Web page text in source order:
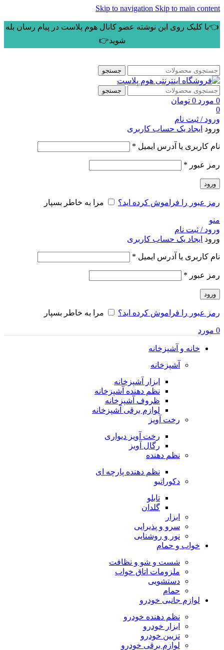
Skip to navigation Skip to main content
👈با کلیک روی این نوشته عضو کانال هوم پلاست در پیام رسان بله
شوید👉
جستجو
جستجو
0 مورد 0 تومان
0
ورود / ثبت نام
ورود ایجاد یک حساب کاربری
نام کاربری یا آدرس ایمیل *
رمز عبور *
ورود
رمز عبور را فراموش کرده اید؟ مرا به خاطر بسپار
منو
ورود / ثبت نام
ورود ایجاد یک حساب کاربری
نام کاربری یا آدرس ایمیل *
رمز عبور *
ورود
رمز عبور را فراموش کرده اید؟ مرا به خاطر بسپار
0 مورد
خانه و آشپزخانه
آشپزخانه
ابزار آشپزخانه
نظم دهنده آشپزخانه
ظروف آشپزخانه
لوازم برقی آشپزخانه
رخت آویز
رخت آویز دیواری
رگال آویز
نظم دهنده
نظم دهنده پارچه ای
دکوراتیو
تابلو
گلدان
ابزار
سرو و پذیرایی
نور و روشنایی
خواب و حمام
شست و شو و نظافت
ملزومات اتاق خواب
دستشویی
حمام
لوازم جانبی خودرو
نظم دهنده خودرو
ابزار خودرو
تزیین خودرو
لوازم برقی خودرو